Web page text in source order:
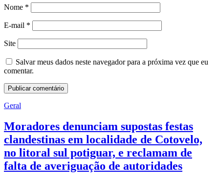
Nome *
E-mail *
Site
Salvar meus dados neste navegador para a próxima vez que eu
comentar.
Geral
Moradores denunciam supostas festas
clandestinas em localidade de Cotovelo,
no litoral sul potiguar, e reclamam de
falta de averiguação de autoridades